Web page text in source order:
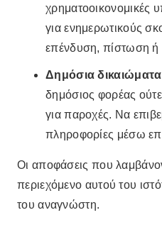
χρηματοοικονομικές
για ενημερωτικούς
επένδυση, πίστωση ή
Δημόσια
δημόσιος φορέας
για παροχές. Να
πληροφορίες μέσω
Οι αποφάσεις που
περιεχόμενο αυτού του
του αναγνώστη.